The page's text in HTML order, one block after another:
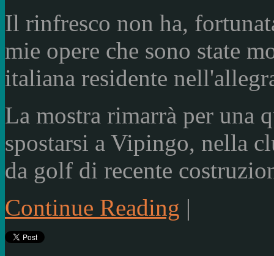
Il rinfresco non ha,
mie opere che sono state
italiana residente
La mostra rimarrà per una
spostarsi a Vipingo, nella
da golf di recente
Continue Reading |